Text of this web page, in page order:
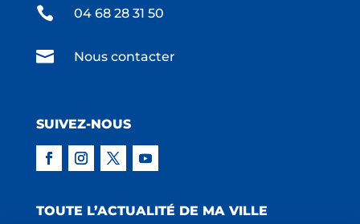
 04 68 28 31 50
 Nous contacter
SUIVEZ-NOUS
TOUTE L’ACTUALITÉ DE MA VILLE